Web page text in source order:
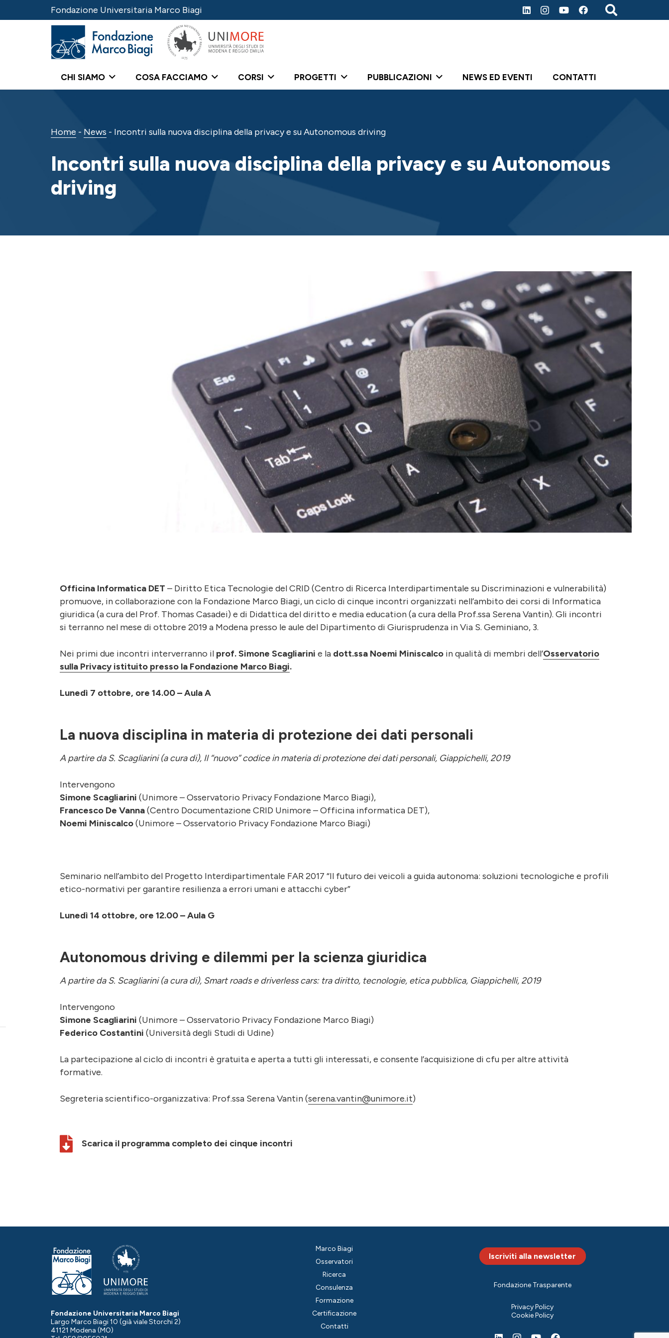
Fondazione Universitaria Marco Biagi
CHI SIAMO COSA FACCIAMO CORSI PROGETTI PUBBLICAZIONI NEWS ED EVENTI CONTATTI
Home - News - Incontri sulla nuova disciplina della privacy e su Autonomous driving
Incontri sulla nuova disciplina della privacy e su Autonomous
driving
Officina Informatica DET – Diritto Etica Tecnologie del CRID (Centro di Ricerca Interdipartimentale su Discriminazioni e vulnerabilità)
promuove, in collaborazione con la Fondazione Marco Biagi, un ciclo di cinque incontri organizzati nell’ambito dei corsi di Informatica
giuridica (a cura del Prof. Thomas Casadei) e di Didattica del diritto e media education (a cura della Prof.ssa Serena Vantin). Gli incontri
si terranno nel mese di ottobre 2019 a Modena presso le aule del Dipartimento di Giurisprudenza in Via S. Geminiano, 3.
Nei primi due incontri interverranno il prof. Simone Scagliarini e la dott.ssa Noemi Miniscalco in qualità di membri dell’Osservatorio
sulla Privacy istituito presso la Fondazione Marco Biagi.
Lunedì 7 ottobre, ore 14.00 – Aula A
La nuova disciplina in materia di protezione dei dati personali
A partire da S. Scagliarini (a cura di), Il “nuovo” codice in materia di protezione dei dati personali, Giappichelli, 2019
Intervengono
Simone Scagliarini (Unimore – Osservatorio Privacy Fondazione Marco Biagi),
Francesco De Vanna(Centro Documentazione CRID Unimore – Officina informatica DET),
Noemi Miniscalco(Unimore – Osservatorio Privacy Fondazione Marco Biagi)
Seminario nell’ambito del Progetto Interdipartimentale FAR 2017 “Il futuro dei veicoli a guida autonoma: soluzioni tecnologiche e profili
etico-normativi per garantire resilienza a errori umani e attacchi cyber”
Lunedì 14 ottobre, ore 12.00 – Aula G
Autonomous driving e dilemmi per la scienza giuridica
A partire da S. Scagliarini (a cura di), Smart roads e driverless cars: tra diritto, tecnologie, etica pubblica, Giappichelli, 2019
Intervengono
Simone Scagliarini (Unimore – Osservatorio Privacy Fondazione Marco Biagi)
Federico Costantini (Università degli Studi di Udine)
La partecipazione al ciclo di incontri è gratuita e aperta a tutti gli interessati, e consente l’acquisizione di cfu per altre attività
formative.
Segreteria scientifico-organizzativa: Prof.ssa Serena Vantin (serena.vantin@unimore.it)
Scarica il programma completo dei cinque incontri
Fondazione Universitaria Marco Biagi
Largo Marco Biagi 10 (già viale Storchi 2)
41121 Modena (MO)
Marco Biagi
Osservatori
Ricerca
Consulenza
Formazione
Certificazione
Contatti
Iscriviti alla newsletter
Fondazione Trasparente
Privacy Policy
Cookie Policy